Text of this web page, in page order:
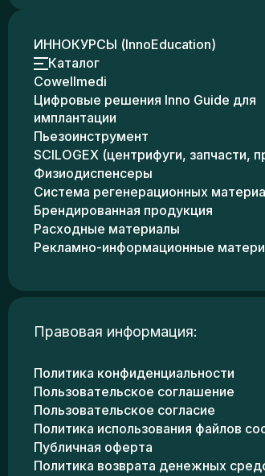
ИННОКУРСЫ (InnoEducation)
Каталог
Cowellmedi
Цифровые решения Inno Guide для
имплантации
Пьезоинструмент
SCILOGEX (центрифуги, запчасти,
Физиодиспенсеры
Система регенерационных
Брендированная продукция
Расходные материалы
Рекламно-информационные
Правовая информация:
Политика конфиденциальности
Пользовательское соглашение
Пользовательское согласие
Политика использования файлов
Публичная оферта
Политика возврата денежных